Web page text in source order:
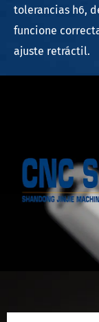
tolerancias h6,
funcione
ajuste retráctil.